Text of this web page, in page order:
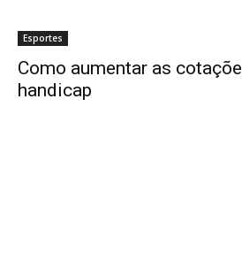
Esportes
Como aumentar as
handicap